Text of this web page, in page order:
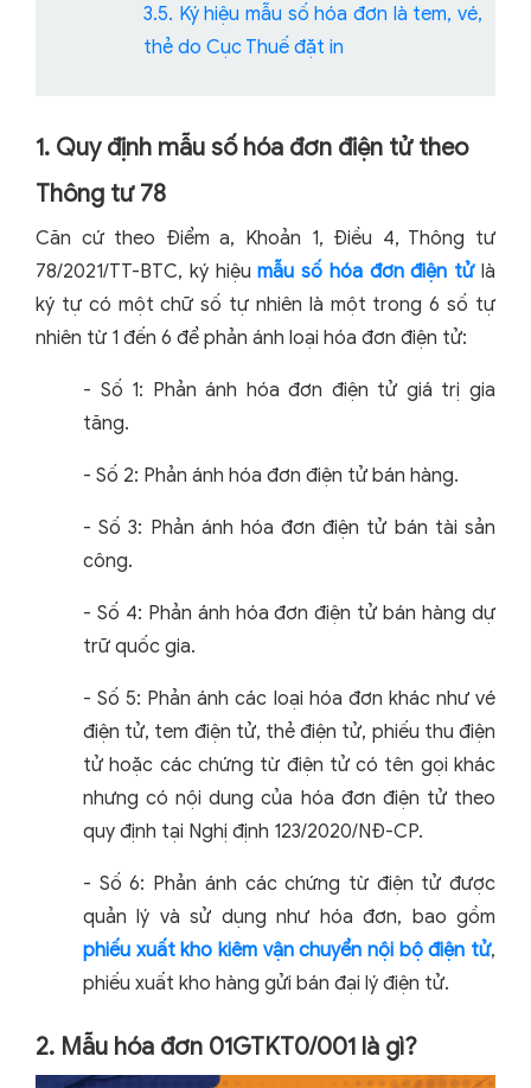
3.5. Ký hiệu mẫu số hóa đơn là tem, vé,
thẻ do Cục Thuế đặt in
1. Quy định mẫu số hóa đơn điện tử theo
Thông tư 78
Căn cứ theo Điểm a, Khoản 1, Điều 4, Thông tư
78/2021/TT-BTC, ký hiệumẫu số hóa đơn điện tửlà
ký tự có một chữ số tự nhiên là một trong 6 số tự
nhiên từ 1 đến 6 để phản ánh loại hóa đơn điện tử:
- Số 1: Phản ánh hóa đơn điện tử giá trị gia
tăng.
- Số 2: Phản ánh hóa đơn điện tử bán hàng.
- Số 3: Phản ánh hóa đơn điện tử bán tài sản
công.
- Số 4: Phản ánh hóa đơn điện tử bán hàng dự
trữ quốc gia.
- Số 5: Phản ánh các loại hóa đơn khác như vé
điện tử, tem điện tử, thẻ điện tử, phiếu thu điện
tử hoặc các chứng từ điện tử có tên gọi khác
nhưng có nội dung của hóa đơn điện tử theo
quy định tại Nghị định 123/2020/NĐ-CP.
- Số 6: Phản ánh các chứng từ điện tử được
quản lý và sử dụng như hóa đơn, bao gồm
phiếu xuất kho kiêm vận chuyển nội bộ điện tử,
phiếu xuất kho hàng gửi bán đại lý điện tử.
2. Mẫu hóa đơn 01GTKT0/001 là gì?